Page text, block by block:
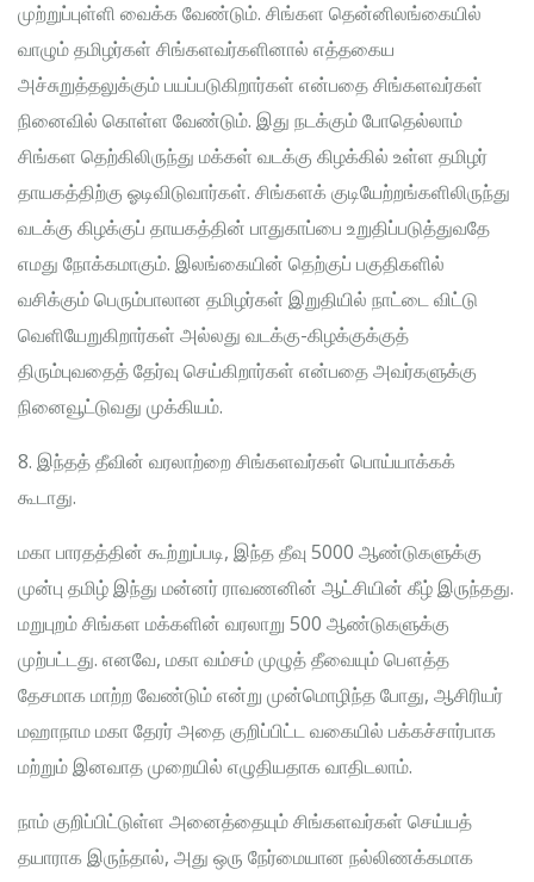
முற்றுப்புள்ளி வைக்க வேண்டும். சிங்கள தென்னிலங்கையில்
வாழும் தமிழர்கள் சிங்களவர்களினால் எத்தகைய
அச்சுறுத்தலுக்கும் பயப்படுகிறார்கள் என்பதை சிங்களவர்கள்
நினைவில் கொள்ள வேண்டும். இது நடக்கும் போதெல்லாம்
சிங்கள தெற்கிலிருந்து மக்கள் வடக்கு கிழக்கில் உள்ள தமிழர்
தாயகத்திற்கு ஓடிவிடுவார்கள். சிங்களக் குடியேற்றங்களிலிருந்து
வடக்கு கிழக்குப் தாயகத்தின் பாதுகாப்பை உறுதிப்படுத்துவதே
எமது நோக்கமாகும். இலங்கையின் தெற்குப் பகுதிகளில்
வசிக்கும் பெரும்பாலான தமிழர்கள் இறுதியில் நாட்டை விட்டு
வெளியேறுகிறார்கள் அல்லது வடக்கு-கிழக்குக்குத்
திரும்புவதைத் தேர்வு செய்கிறார்கள் என்பதை அவர்களுக்கு
நினைவூட்டுவது முக்கியம்.
8. இந்தத் தீவின் வரலாற்றை சிங்களவர்கள் பொய்யாக்கக்
கூடாது.
மகா பாரதத்தின் கூற்றுப்படி, இந்த தீவு 5000 ஆண்டுகளுக்கு
முன்பு தமிழ் இந்து மன்னர் ராவணனின் ஆட்சியின் கீழ் இருந்தது.
மறுபுறம் சிங்கள மக்களின் வரலாறு 500 ஆண்டுகளுக்கு
முற்பட்டது. எனவே, மகா வம்சம் முழுத் தீவையும் பௌத்த
தேசமாக மாற்ற வேண்டும் என்று முன்மொழிந்த போது, ஆசிரியர்
மஹாநாம மகா தேரர் அதை குறிப்பிட்ட வகையில் பக்கச்சார்பாக
மற்றும் இனவாத முறையில் எழுதியதாக வாதிடலாம்.
நாம் குறிப்பிட்டுள்ள அனைத்தையும் சிங்களவர்கள் செய்யத்
தயாராக இருந்தால், அது ஒரு நேர்மையான நல்லிணக்கமாக